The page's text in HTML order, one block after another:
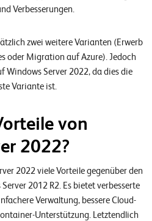
e
w
s
v
e
n
t
s
Verbesserungen.
zwei weitere Varianten (Erwerb
oder Migration auf Azure). Jedoch
Windows Server 2022, da dies die
Variante ist.
von
2022?
2022 viele Vorteile gegenüber den
2012 R2. Es bietet verbesserte
Verwaltung, bessere Cloud-
Unterstützung. Letztendlich